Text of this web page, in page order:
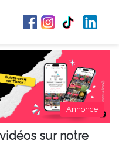
Annonce
sur notre